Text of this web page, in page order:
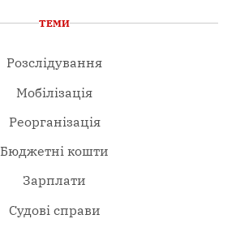
ТЕМИ
Розслідування
Мобілізація
Реорганізація
Бюджетні кошти
Зарплати
Судові справи